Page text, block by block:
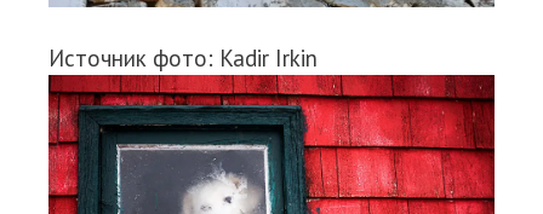
Источник фото: Kadir Irkin